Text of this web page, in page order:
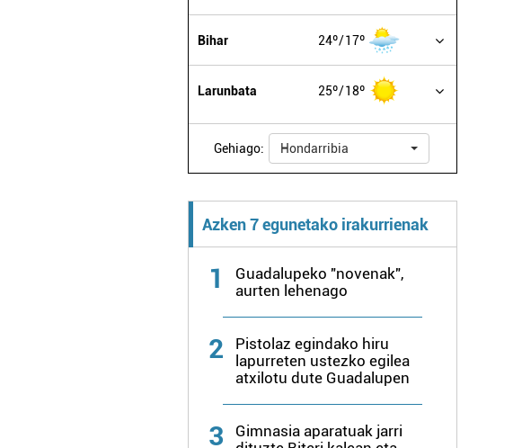
Bihar 24º 17º
Larunbata 25º 18º
Gehiago: Hondarribia
Azken 7 egunetako irakurrienak
1
Guadalupeko "novenak",
aurten lehenago
2
Pistolaz egindako hiru
lapurreten ustezko egilea
atxilotu dute Guadalupen
3
Gimnasia aparatuak jarri